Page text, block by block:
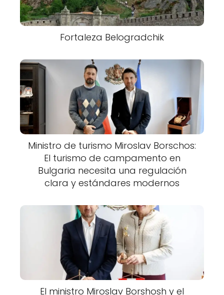
Fortaleza Belogradchik
Ministro de turismo Miroslav Borschos:
El turismo de campamento en
Bulgaria necesita una regulación
clara y estándares modernos
El ministro Miroslav Borshosh y el